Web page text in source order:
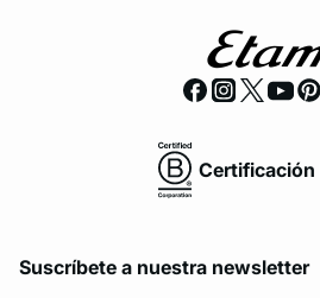
Certificación
Suscríbete a nuestra newsletter